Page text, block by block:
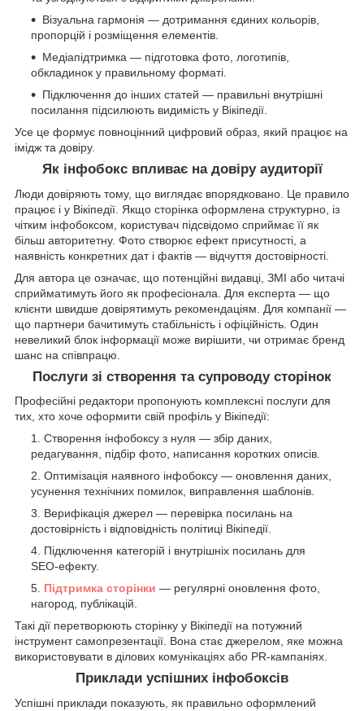
Візуальна гармонія — дотримання єдиних кольорів,
пропорцій і розміщення елементів.
Медіапідтримка — підготовка фото, логотипів,
обкладинок у правильному форматі.
Підключення до інших статей — правильні внутрішні
посилання підсилюють видимість у Вікіпедії.
Усе це формує повноцінний цифровий образ, який працює на
імідж та довіру.
Як інфобокс впливає на довіру аудиторії
Люди довіряють тому, що виглядає впорядковано. Це правило
працює і у Вікіпедії. Якщо сторінка оформлена структурно, із
чітким інфобоксом, користувач підсвідомо сприймає її як
більш авторитетну. Фото створює ефект присутності, а
наявність конкретних дат і фактів — відчуття достовірності.
Для автора це означає, що потенційні видавці, ЗМІ або читачі
сприйматимуть його як професіонала. Для експерта — що
клієнти швидше довірятимуть рекомендаціям. Для компанії —
що партнери бачитимуть стабільність і офіційність. Один
невеликий блок інформації може вирішити, чи отримає бренд
шанс на співпрацю.
Послуги зі створення та супроводу сторінок
Професійні редактори пропонують комплексні послуги для
тих, хто хоче оформити свій профіль у Вікіпедії:
Створення інфобоксу з нуля — збір даних,
редагування, підбір фото, написання коротких описів.
Оптимізація наявного інфобоксу — оновлення даних,
усунення технічних помилок, виправлення шаблонів.
Верифікація джерел — перевірка посилань на
достовірність і відповідність політиці Вікіпедії.
Підключення категорій і внутрішніх посилань для
SEO-ефекту.
Підтримка сторінки — регулярні оновлення фото,
нагород, публікацій.
Такі дії перетворюють сторінку у Вікіпедії на потужний
інструмент самопрезентації. Вона стає джерелом, яке можна
використовувати в ділових комунікаціях або PR-кампаніях.
Приклади успішних інфобоксів
Успішні приклади показують, як правильно оформлений